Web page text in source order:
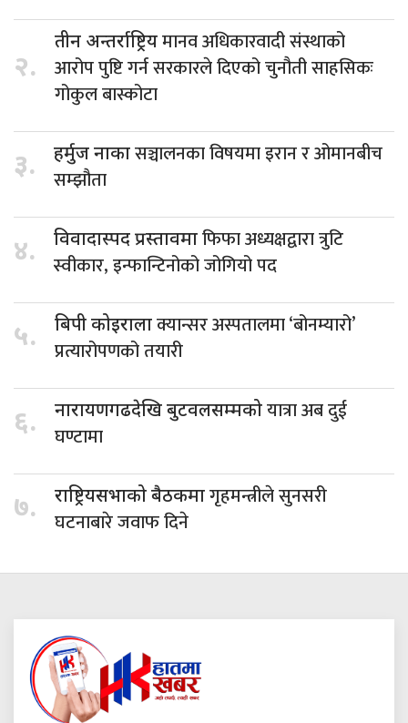
२.
तीन अन्तर्राष्ट्रियमानव अधिकारवादी संस्थाको
आरोप पुष्टि गर्न सरकारले दिएको चुनौती साहसिकः
गोकुल बास्कोटा
३. हर्मुज नाकासञ्चालनका विषयमा इरान र ओमानबीच
सम्झौता
४. विवादास्पद प्रस्तावमाफिफा अध्यक्षद्वारा त्रुटि
स्वीकार, इन्फान्टिनोको जोगियो पद
५. बिपी कोइरालाक्यान्सर अस्पतालमा ‘बोनम्यारो’
प्रत्यारोपणको तयारी
६. नारायणगढदेखि बुटवलसम्मकोयात्रा अब दुई
घण्टामा
७. राष्ट्रियसभाको बैठकमागृहमन्त्रीले सुनसरी
घटनाबारे जवाफ दिने